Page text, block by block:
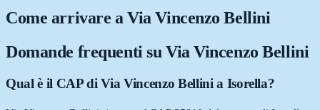
Come arrivare aVia Vincenzo Bellini
Domande frequenti su Via Vincenzo Bellini
Qual è il CAP di Via Vincenzo Bellini a Isorella?